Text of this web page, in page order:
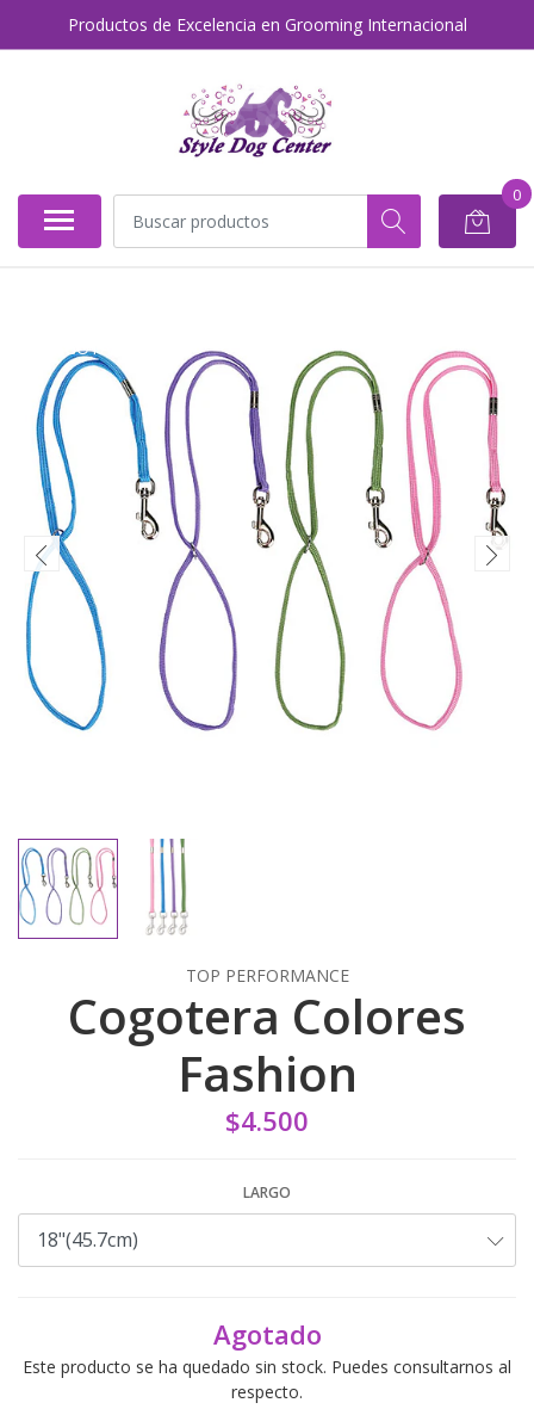
Productos de Excelencia en Grooming Internacional
0
AGOTADO
TOP PERFORMANCE
Cogotera Colores
Fashion
$4.500
LARGO
Agotado
Este producto se ha quedado sin stock. Puedes consultarnos al
respecto.